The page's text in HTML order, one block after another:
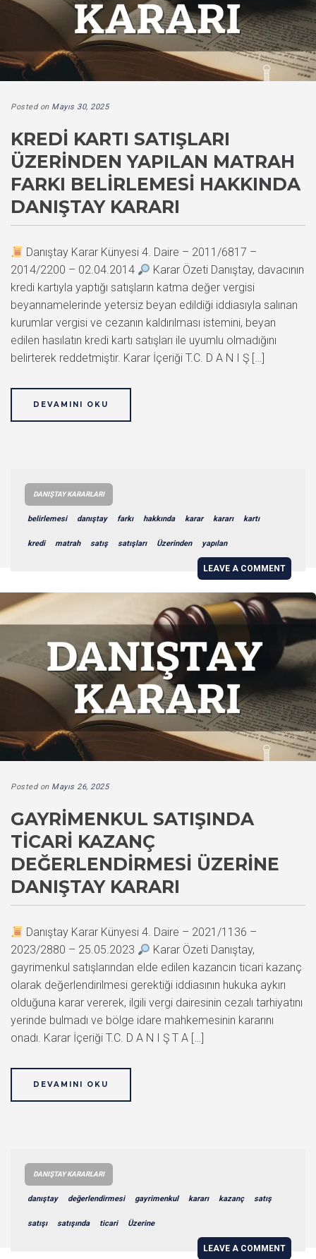
Posted on Mayıs 30, 2025
KREDI KARTI SATIŞLARI
ÜZERINDEN YAPILAN MATRAH
FARKI BELIRLEMESI HAKKINDA
DANIŞTAY KARARI
Danıştay Karar Künyesi 4. Daire – 2011/6817 –
2014/2200 – 02.04.2014
Karar Özeti Danıştay, davacının
kredi kartıyla yaptığı satışların katma değer vergisi
beyannamelerinde yetersiz beyan edildiği iddiasıyla salınan
kurumlar vergisi ve cezanın kaldırılması istemini, beyan
edilen hasılatın kredi kartı satışları ile uyumlu olmadığını
belirterek reddetmiştir. Karar İçeriği T.C. D A N I Ş […]
DEVAMINI OKU
DANIŞTAY KARARLARI
belirlemesi danıştay farkı hakkında karar kararı kartı
kredi matrah satış satışları Üzerinden yapılan
LEAVE A COMMENT
Posted on Mayıs 26, 2025
GAYRIMENKUL SATIŞINDA
TICARI KAZANÇ
DEĞERLENDIRMESI ÜZERINE
DANIŞTAY KARARI
Danıştay Karar Künyesi 4. Daire – 2021/1136 –
2023/2880 – 25.05.2023
Karar Özeti Danıştay,
gayrimenkul satışlarından elde edilen kazancın ticari kazanç
olarak değerlendirilmesi gerektiği iddiasının hukuka aykırı
olduğuna karar vererek, ilgili vergi dairesinin cezalı tarhiyatını
yerinde bulmadı ve bölge idare mahkemesinin kararını
onadı. Karar İçeriği T.C. D A N I Ş T A […]
DEVAMINI OKU
DANIŞTAY KARARLARI
danıştay değerlendirmesi gayrimenkul kararı kazanç satış
satışı satışında ticari Üzerine
LEAVE A COMMENT